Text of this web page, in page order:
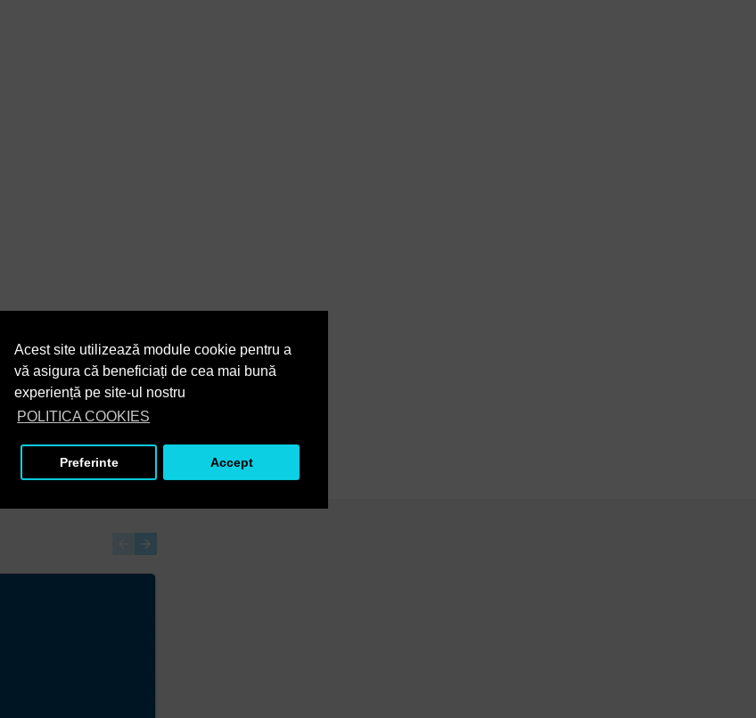
Acest site utilizează module cookie pentru a
vă asigura că beneficiați de cea mai bună
experiență pe site-ul nostru
POLITICA COOKIES
Preferinte Accept